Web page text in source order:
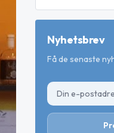
Nyhetsbrev
Få de senaste